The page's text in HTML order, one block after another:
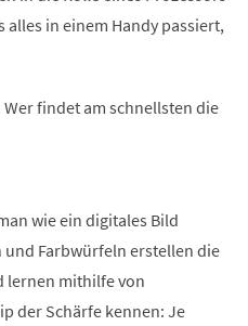
in einem Handy passiert,
findet am schnellsten die
wie ein digitales Bild
Farbwürfeln erstellen die
lernen mithilfe von
der Schärfe kennen: Je